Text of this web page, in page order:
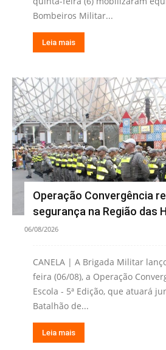
Bombeiros Militar...
Leia mais
Operação Convergência
segurança na Região das
06/08/2026
CANELA | A Brigada Militar
feira (06/08), a Operação
Escola - 5ª Edição, que atuará
Batalhão de...
Leia mais